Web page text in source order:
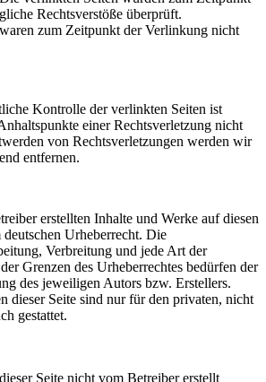
Rechtsverstöße überprüft.
zum Zeitpunkt der Verlinkung nicht
Kontrolle der verlinkten Seiten ist
einer Rechtsverletzung nicht
von Rechtsverletzungen werden wir
entfernen.
erstellten Inhalte und Werke auf diesen
deutschen Urheberrecht. Die
Verbreitung und jede Art der
Grenzen des Urheberrechtes bedürfen der
des jeweiligen Autors bzw. Erstellers.
dieser Seite sind nur für den privaten, nicht
gestattet.
Seite nicht vom Betreiber erstellt